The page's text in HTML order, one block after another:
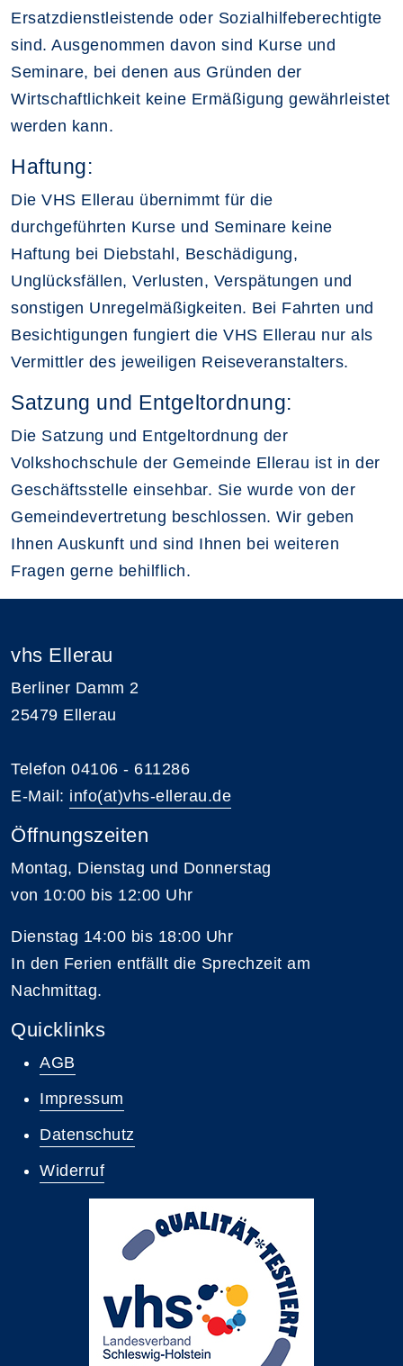
Ersatzdienstleistende oder Sozialhilfeberechtigte
sind. Ausgenommen davon sind Kurse und
Seminare, bei denen aus Gründen der
Wirtschaftlichkeit keine Ermäßigung gewährleistet
werden kann.
Haftung:
Die VHS Ellerau übernimmt für die
durchgeführten Kurse und Seminare keine
Haftung bei Diebstahl, Beschädigung,
Unglücksfällen, Verlusten, Verspätungen und
sonstigen Unregelmäßigkeiten. Bei Fahrten und
Besichtigungen fungiert die VHS Ellerau nur als
Vermittler des jeweiligen Reiseveranstalters.
Satzung und Entgeltordnung:
Die Satzung und Entgeltordnung der
Volkshochschule der Gemeinde Ellerau ist in der
Geschäftsstelle einsehbar. Sie wurde von der
Gemeindevertretung beschlossen. Wir geben
Ihnen Auskunft und sind Ihnen bei weiteren
Fragen gerne behilflich.
vhs Ellerau
Berliner Damm 2
25479 Ellerau
Telefon 04106 - 611286
E-Mail: info(at)vhs-ellerau.de
Öffnungszeiten
Montag, Dienstag und Donnerstag
von 10:00 bis 12:00 Uhr
Dienstag 14:00 bis 18:00 Uhr
In den Ferien entfällt die Sprechzeit am
Nachmittag.
Quicklinks
AGB
Impressum
Datenschutz
Widerruf